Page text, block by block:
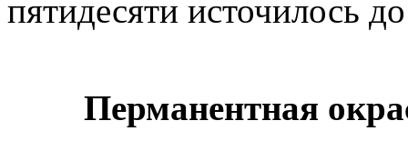
пятидесяти источилось
Перманентная